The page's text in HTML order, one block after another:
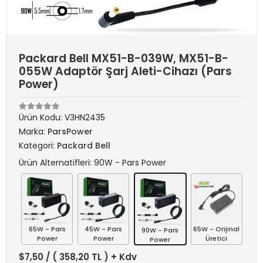
Packard Bell MX51-B-039W, MX51-B-
055W Adaptör Şarj Aleti-Cihazı (Pars
Power)
Ürün Kodu: V3HN2435
Marka: ParsPower
Kategori: Packard Bell
Ürün Alternatifleri: 90W - Pars Power
65W - Pars
Power
45W - Pars
Power
90W - Pars
Power
65W - Orijinal
Üretici
$7,50 / ( 358,20 TL ) + Kdv